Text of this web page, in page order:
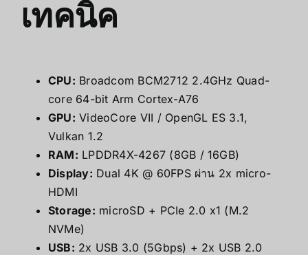
เทคนิค
CPU: Broadcom BCM2712 2.4GHz Quad-
core 64-bit Arm Cortex-A76
GPU: VideoCore VII / OpenGL ES 3.1,
Vulkan 1.2
RAM: LPDDR4X-4267 (8GB / 16GB)
Display: Dual 4K @ 60FPS ผ่าน 2x micro-
HDMI
Storage: microSD + PCIe 2.0 x1 (M.2
NVMe)
USB: 2x USB 3.0 (5Gbps) + 2x USB 2.0